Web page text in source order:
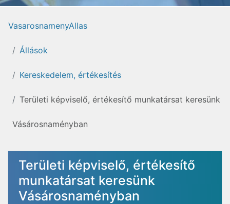
VasarosnamenyAllas
Állások
Kereskedelem, értékesítés
Területi képviselő, értékesítő munkatársat keresünk
Vásárosnaményban
Területi képviselő, értékesítő
munkatársat keresünk
Vásárosnaményban